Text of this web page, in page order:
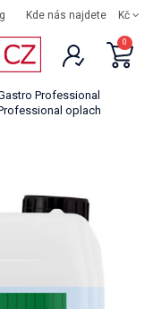
Kde nás najdete Kč
0
Professional
oplach